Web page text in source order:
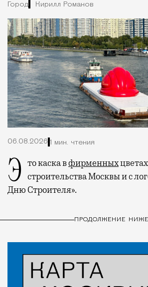
Город Кирилл Романов
06.08.2026 1 мин. чтения
Это каска вфирменных
строительства Москвы и с
Дню Строителя».
ПРОДОЛЖЕНИЕ